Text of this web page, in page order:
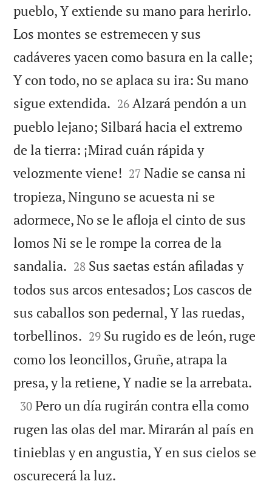
pueblo, Y extiende su mano para herirlo.
Los montes se estremecen y sus
cadáveres yacen como basura en la calle;
Y con todo, no se aplaca su ira: Su mano
sigue extendida. 

26 Alzará pendón a un
pueblo lejano; Silbará hacia el extremo
de la tierra: ¡Mirad cuán rápida y
velozmente viene! 

27 Nadie se cansa ni
tropieza, Ninguno se acuesta ni se
adormece, No se le afloja el cinto de sus
lomos Ni se le rompe la correa de la
sandalia. 

28 Sus saetas están afiladas y
todos sus arcos entesados; Los cascos de
sus caballos son pedernal, Y las ruedas,
torbellinos. 

29 Su rugido es de león, ruge
como los leoncillos, Gruñe, atrapa la
presa, y la retiene, Y nadie se la arrebata.

30 Pero un día rugirán contra ella como
rugen las olas del mar. Mirarán al país en
tinieblas y en angustia, Y en sus cielos se
oscurecerá la luz.